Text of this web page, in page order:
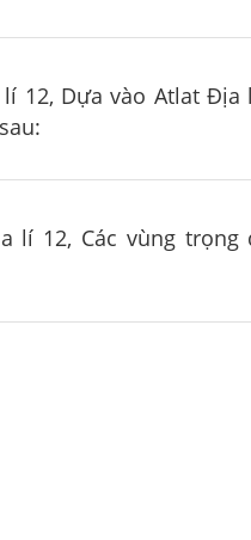
12, Dựa vào Atlat Địa
lí 12, Các vùng trọng